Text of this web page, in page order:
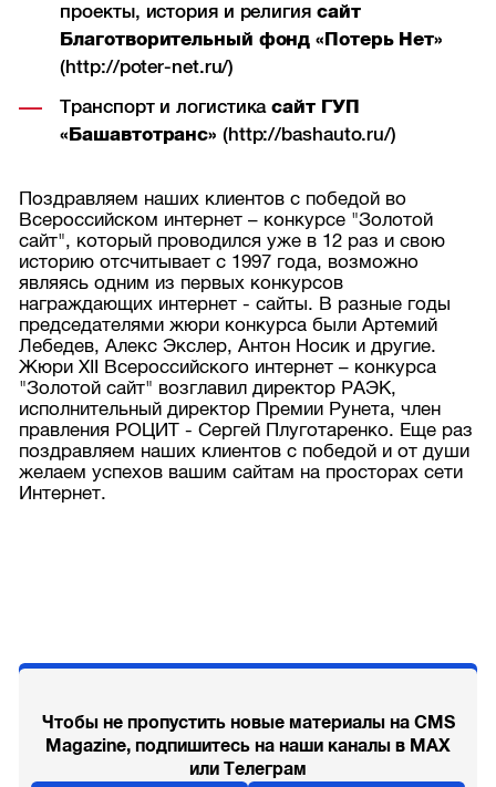
проекты, история и религия сайт
Благотворительный фонд «Потерь Нет»
(http://poter-net.ru/)
Транспорт и логистикасайт ГУП
«Башавтотранс» (http://bashauto.ru/)
Поздравляем наших клиентов с победой во
Всероссийском интернет – конкурсе "Золотой
сайт", который проводился уже в 12 раз и свою
историю отсчитывает с 1997 года, возможно
являясь одним из первых конкурсов
награждающих интернет - сайты. В разные годы
председателями жюри конкурса были Артемий
Лебедев, Алекс Экслер, Антон Носик и другие.
Жюри XII Всероссийского интернет – конкурса
"Золотой сайт" возглавил директор РАЭК,
исполнительный директор Премии Рунета, член
правления РОЦИТ - Сергей Плуготаренко. Еще раз
поздравляем наших клиентов с победой и от души
желаем успехов вашим сайтам на просторах сети
Интернет.
Чтобы не пропустить новые материалы на CMS
Magazine, подпишитесь на наши каналы в MAX
или Телеграм